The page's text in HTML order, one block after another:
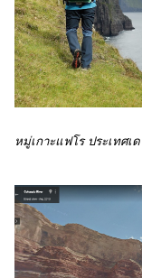
หมู่เกาะแฟโร ประเทศเ